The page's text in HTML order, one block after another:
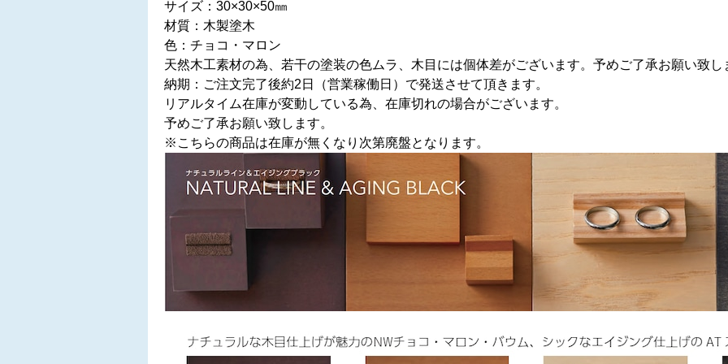
サイズ：30×30×50㎜
材質：木製塗木
色：チョコ・マロン
天然木工素材の為、若干の塗装の色ムラ、木目には個体差がございます。予めご了承お願い致し
納期：ご注文完了後約2日（営業稼働日）で発送させて頂きます。
リアルタイム在庫が変動している為、在庫切れの場合がございます。
予めご了承お願い致します。
※こちらの商品は在庫が無くなり次第廃盤となります。